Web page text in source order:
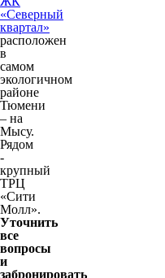
«Северный
квартал»
расположен
в
самом
экологичном
районе
Тюмени
– на
Мысу.
Рядом
-
крупный
ТРЦ
«Сити
Молл».
Уточнить
все
вопросы
и
забронировать